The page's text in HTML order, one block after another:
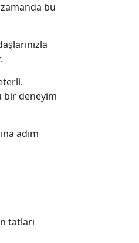
bu
bir deneyim
adım
tatları